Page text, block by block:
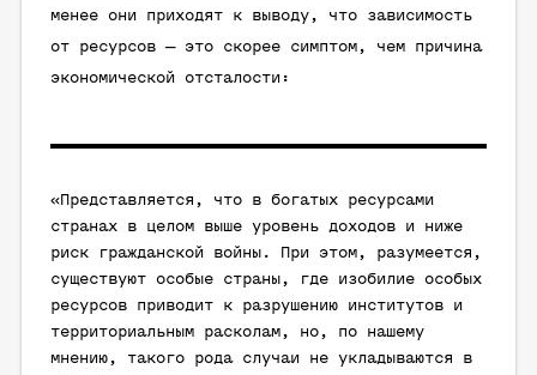
менее они приходят к выводу, что зависимость
от ресурсов — это скорее симптом, чем причина
экономической отсталости:
«Представляется, что в богатых ресурсами
странах в целом выше уровень доходов и ниже
риск гражданской войны. При этом, разумеется,
существуют особые страны, где изобилие особых
ресурсов приводит к разрушению институтов и
территориальным расколам, но, по нашему
мнению, такого рода случаи не укладываются в